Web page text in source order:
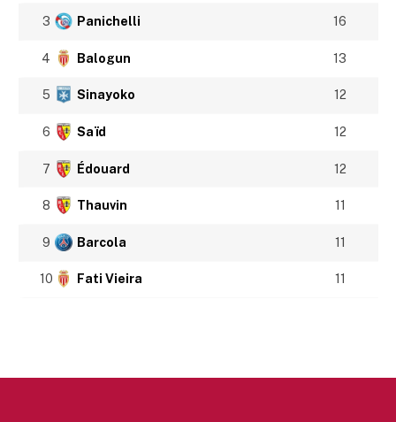
3 Panichelli 16
4 Balogun 13
5 Sinayoko 12
6 Saïd 12
7 Édouard 12
8 Thauvin 11
9 Barcola 11
10 Fati Vieira 11